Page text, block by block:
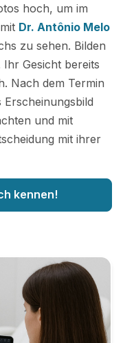
hoch, um im
Dr. Antônio Melo
zu sehen. Bilden
Gesicht bereits
Nach dem Termin
und mit
mit ihrer
kennen!